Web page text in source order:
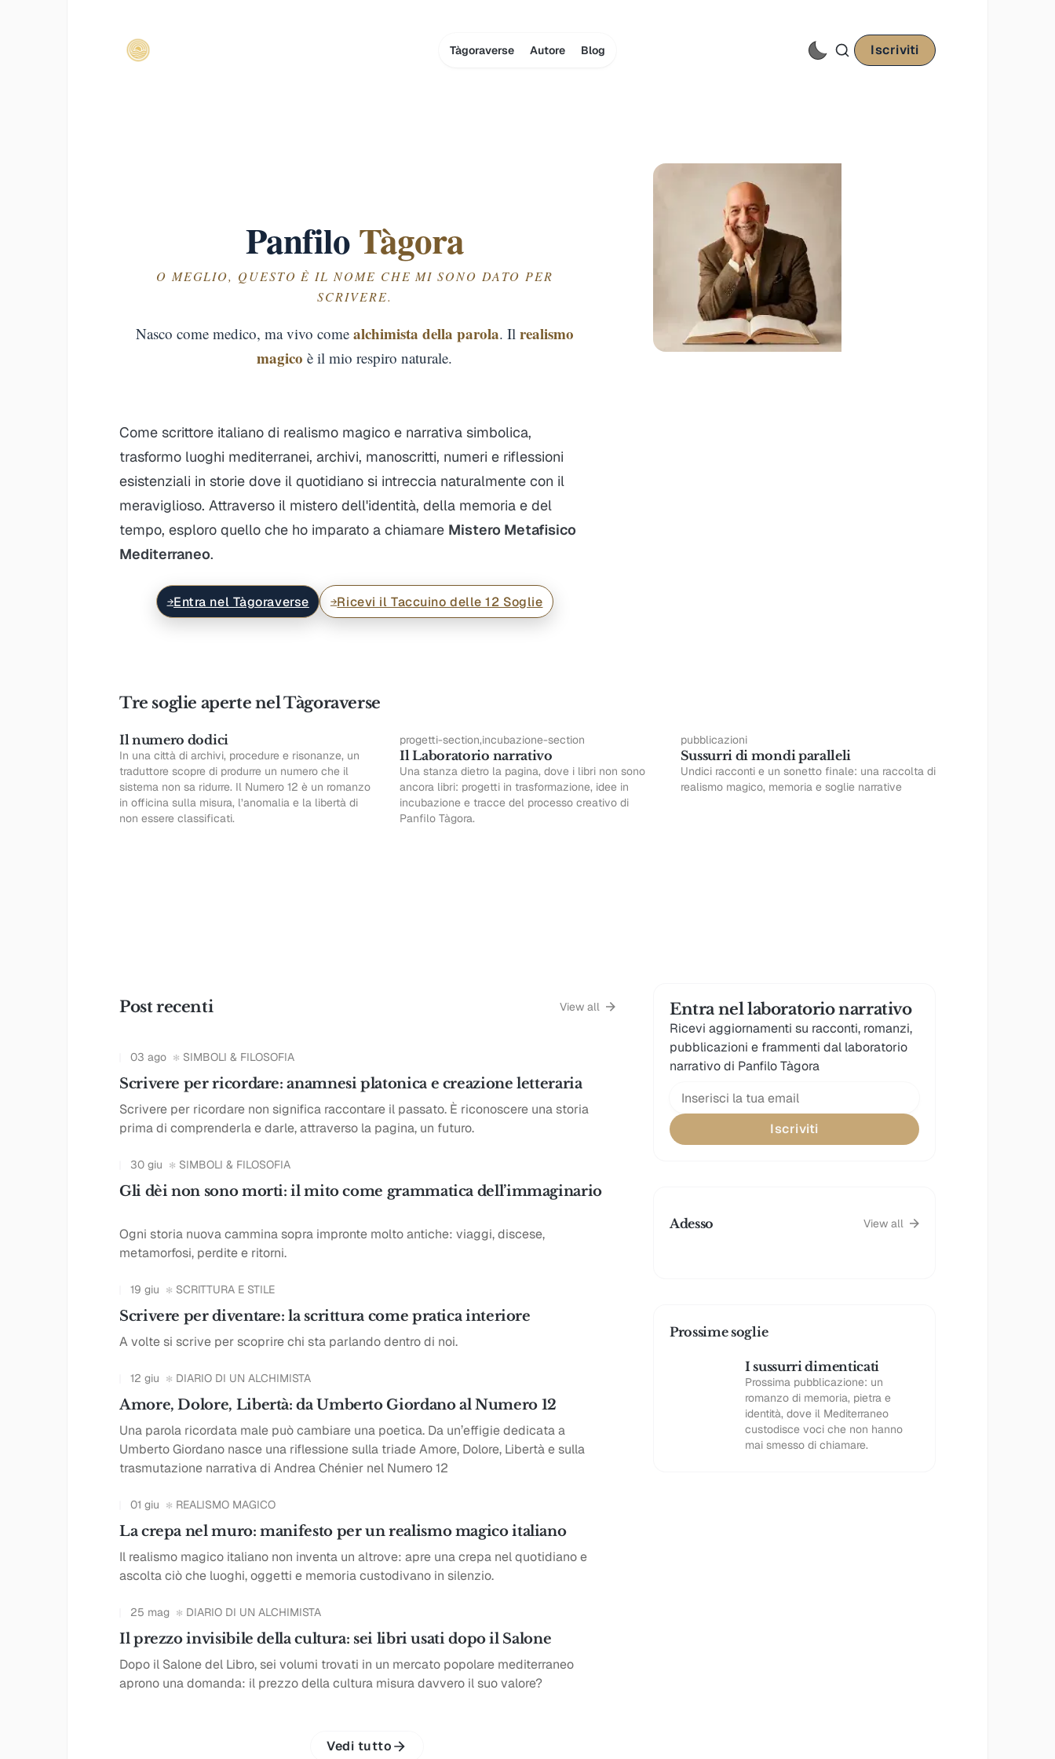
Tàgoraverse Autore Blog Iscriviti
PanfiloTàgora
O MEGLIO, QUESTO È IL NOME CHE MI SONO DATO PER
SCRIVERE.
Nasco come medico, ma vivo come alchimista della parola. Il realismo
magico è il mio respiro naturale.
Come scrittore italiano di realismo magico e narrativa simbolica,
trasformo luoghi mediterranei, archivi, manoscritti, numeri e riflessioni
esistenziali in storie dove il quotidiano si intreccia naturalmente con il
meraviglioso. Attraverso il mistero dell'identità, della memoria e del
tempo, esploro quello che ho imparato a chiamare Mistero Metafisico
Mediterraneo.
→Entra nel Tàgoraverse →Ricevi il Taccuino delle 12 Soglie
Tre soglie aperte nel Tàgoraverse
Il numero dodici
In una città di archivi, procedure e risonanze, un
traduttore scopre di produrre un numero che il
sistema non sa ridurre. Il Numero 12 è un romanzo
in officina sulla misura, l’anomalia e la libertà di
non essere classificati.
progetti-section,incubazione-section
Il Laboratorio narrativo
Una stanza dietro la pagina, dove i libri non sono
ancora libri: progetti in trasformazione, idee in
incubazione e tracce del processo creativo di
Panfilo Tàgora.
pubblicazioni
Sussurri di mondi paralleli
Undici racconti e un sonetto finale: una raccolta di
realismo magico, memoria e soglie narrative
Post recenti View all
03 ago SIMBOLI & FILOSOFIA
Scrivere per ricordare: anamnesi platonica e creazione letteraria
Scrivere per ricordare non significa raccontare il passato. È riconoscere una storia
prima di comprenderla e darle, attraverso la pagina, un futuro.
30 giu SIMBOLI & FILOSOFIA
Gli dèi non sono morti: il mito come grammatica dell’immaginario
Ogni storia nuova cammina sopra impronte molto antiche: viaggi, discese,
metamorfosi, perdite e ritorni.
19 giu SCRITTURA E STILE
Scrivere per diventare: la scrittura come pratica interiore
A volte si scrive per scoprire chi sta parlando dentro di noi.
12 giu DIARIO DI UN ALCHIMISTA
Amore, Dolore, Libertà: da Umberto Giordano al Numero 12
Una parola ricordata male può cambiare una poetica. Da un’effigie dedicata a
Umberto Giordano nasce una riflessione sulla triade Amore, Dolore, Libertà e sulla
trasmutazione narrativa di Andrea Chénier nel Numero 12
01 giu REALISMO MAGICO
La crepa nel muro: manifesto per un realismo magico italiano
Il realismo magico italiano non inventa un altrove: apre una crepa nel quotidiano e
ascolta ciò che luoghi, oggetti e memoria custodivano in silenzio.
25 mag DIARIO DI UN ALCHIMISTA
Il prezzo invisibile della cultura: sei libri usati dopo il Salone
Dopo il Salone del Libro, sei volumi trovati in un mercato popolare mediterraneo
aprono una domanda: il prezzo della cultura misura davvero il suo valore?
Vedi tutto
Entra nel laboratorio narrativo
Ricevi aggiornamenti su racconti, romanzi,
pubblicazioni e frammenti dal laboratorio
narrativo di Panfilo Tàgora
Iscriviti
Adesso View all
Prossime soglie
I sussurri dimenticati
Prossima pubblicazione: un
romanzo di memoria, pietra e
identità, dove il Mediterraneo
custodisce voci che non hanno
mai smesso di chiamare.